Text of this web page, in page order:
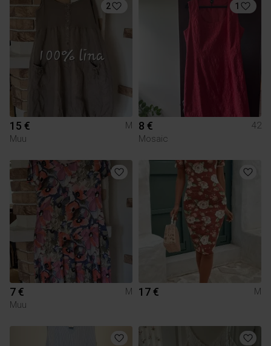
2
15 €
M
Muu
1
8 €
42
Mosaic
7 €
M
Muu
17 € M